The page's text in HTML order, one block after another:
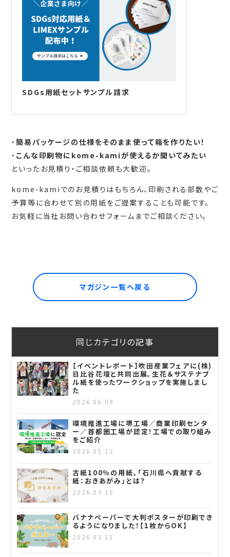
SDGs用紙セットサンプル請求
・簡易パッケージの仕様をそのまま使って箱を作りたい！
・ こんな印刷物にkome-kamiが使えるか聞いてみたい
といったお見積り・ご相談依頼も大歓迎。
kome-kamiでのお見積りはもちろん、印刷される部数やご
予算等に合わせて別の用紙をご提案することも可能です。
お気軽に当社お問い合わせフォームまでご相談ください。
同じカテゴリの記事
【イベントレポート】吹田産業フェアに(株)
日比谷花壇と共同出展。生花＆サステナブ
ル紙を使ったワークショップを実施しまし
た
2026.06.09
環境推進工場に堺工場／商業印刷センタ
ー／首都圏工場が認定！工場での取り組み
をご紹介
2026.05.12
古紙100％の用紙。「石川県へ貢献する
紙：おきあがみ」とは？
2026.03.16
バナナペーパーで大判ポスターが印刷でき
るようになりました！【1枚からOK】
2026.03.11
マガジン一覧へ戻る